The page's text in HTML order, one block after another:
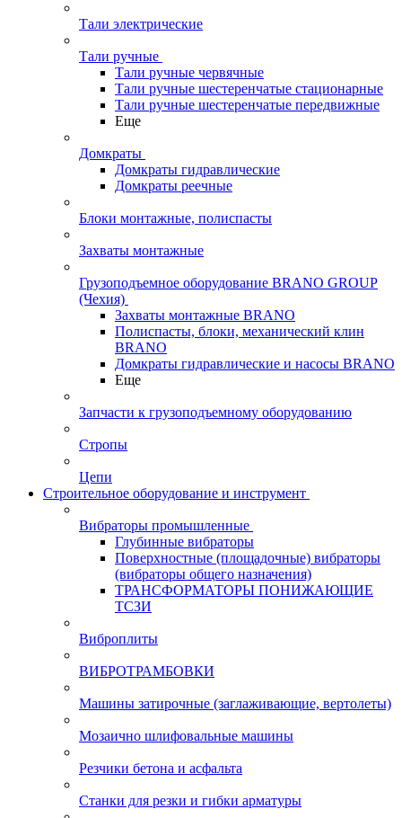
Тали электрические
Тали ручные
Тали ручные червячные
Тали ручные шестеренчатые стационарные
Тали ручные шестеренчатые передвижные
Еще
Домкраты
Домкраты гидравлические
Домкраты реечные
Блоки монтажные, полиспасты
Захваты монтажные
Грузоподъемное оборудование BRANO GROUP
(Чехия)
Захваты монтажные BRANO
Полиспасты, блоки, механический клин
BRANO
Домкраты гидравлические и насосы BRANO
Еще
Запчасти к грузоподъемному оборудованию
Стропы
Цепи
Строительное оборудование и инструмент
Вибраторы промышленные
Глубинные вибраторы
Поверхностные (площадочные) вибраторы
(вибраторы общего назначения)
ТРАНСФОРМАТОРЫ ПОНИЖАЮЩИЕ
ТСЗИ
Виброплиты
ВИБРОТРАМБОВКИ
Машины затирочные (заглаживающие, вертолеты)
Мозаично шлифовальные машины
Резчики бетона и асфальта
Станки для резки и гибки арматуры